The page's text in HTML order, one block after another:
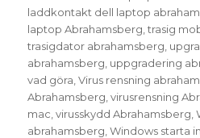
laddkontakt dell laptop
laptop Abrahamsberg ,trasig
trasigdator abrahamsberg
abrahamsberg uppgradering
vad göra ,Virus rensning
Abrahamsberg ,virusrensning
mac ,virusskydd Abrahamsberg ,
abrahamsberg ,Windows starta